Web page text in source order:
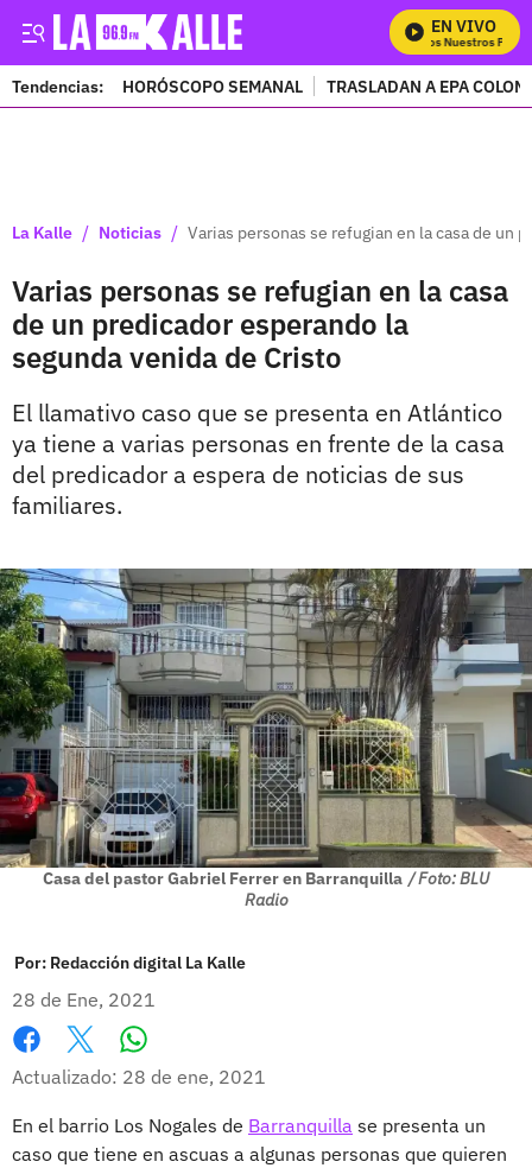
EN VIVO
Mira Todos Nuestros
Tendencias: HORÓSCOPO SEMANAL TRASLADAN A EPA
La Kalle / Noticias / Varias personas se refugian en la casa de un
Varias personas se refugian en la casa
de un predicador esperando la
segunda venida de Cristo
El llamativo caso que se presenta en Atlántico
ya tiene a varias personas en frente de la casa
del predicador a espera de noticias de sus
familiares.
Casa del pastor Gabriel Ferrer en Barranquilla / Foto: BLU
Radio
Por: Redacción digital La Kalle
28 de Ene, 2021
Facebook
X
Actualizado: 28 de ene, 2021
En el barrio Los Nogales de Barranquilla se presenta un
caso que tiene en ascuas a algunas personas que quieren